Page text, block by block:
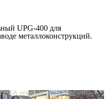
UPG-400 для
металлоконструкций.